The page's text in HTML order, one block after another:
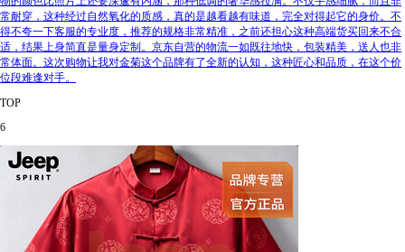
常耐穿，这种经过自然氧化的质感，真的是越看越有味道，完全对得起它的身价。不
得不夸一下客服的专业度，推荐的规格非常精准，之前还担心这种高端货买回来不合
适，结果上身简直是量身定制。京东自营的物流一如既往地快，包装精美，送人也非
常体面。这次购物让我对金菊这个品牌有了全新的认知，这种匠心和品质，在这个价
位段难逢对手。
TOP
6